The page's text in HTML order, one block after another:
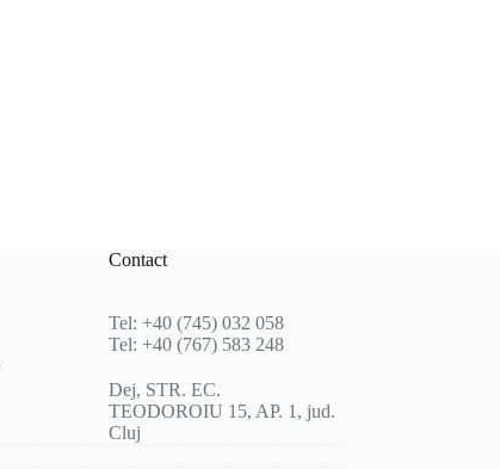
Contact
Tel: +40 (745) 032 058
Tel: +40 (767) 583 248
Dej, STR. EC.
TEODOROIU 15, AP. 1, jud.
Cluj